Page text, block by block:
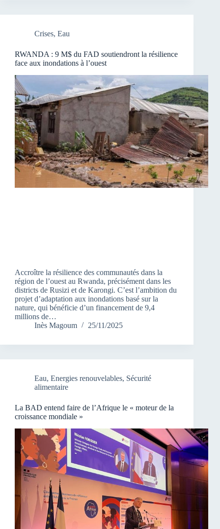
Crises, Eau
RWANDA : 9 M$ du FAD soutiendront la résilience
face aux inondations à l’ouest
Accroître la résilience des communautés dans la
région de l’ouest au Rwanda, précisément dans les
districts de Rusizi et de Karongi. C’est l’ambition du
projet d’adaptation aux inondations basé sur la
nature, qui bénéficie d’un financement de 9,4
millions de…
Inès Magoum
25/11/2025
Eau, Energies renouvelables, Sécurité
alimentaire
La BAD entend faire de l’Afrique le « moteur de la
croissance mondiale »